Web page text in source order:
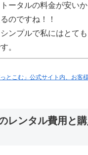
ータルの料金が安いか
のですね！！
ンプルで私にはとても
。
っとこむ」公式サイト内、お客
レンタル費用と